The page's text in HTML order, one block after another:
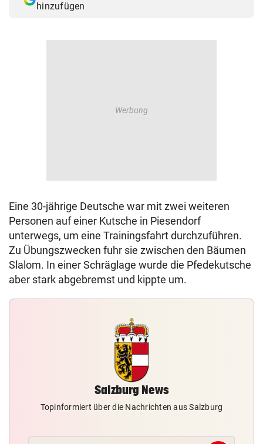
hinzufügen
Eine 30-jährige Deutsche war mit zwei weiteren
Personen auf einer Kutsche in Piesendorf
unterwegs, um eine Trainingsfahrt durchzuführen.
Zu Übungszwecken fuhr sie zwischen den Bäumen
Slalom. In einer Schräglage wurde die Pfedekutsche
aber stark abgebremst und kippte um.
Salzburg News
Topinformiert über die Nachrichten aus Salzburg